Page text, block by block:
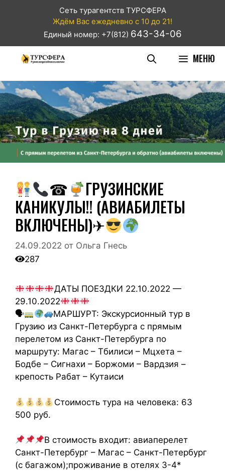
Сеть турагентств ТУРСФЕРА
Ждём Вас ежедневно с 10 до 21!
Единый номер: +7(812) 643-34-06
МЕНЮ
☎
ГРУЗИНСКИЕ
КАНИКУЛЫ!! (АВИАБИЛЕТЫ
ВКЛЮЧЕНЫ)✈
24.09.2022 от Ольга Гнесь
287
ДАТЫ ПОЕЗДКИ 22.10.2022 —
29.10.2022
🗣
МАРШУРТ: Экскурсионный тур в
Грузию из Санкт-Петербурга с прямым
перелетом из Санкт-Петербурга по
маршруту: Магас – Тбилиси – Мцхета –
Бодбе – Сигнахи – Боржоми – Вардзия –
крепость Рабат – Кутаиси
Стоимость тура на человека: 63
500 руб.
В стоимость входит: авиаперелет
Санкт-Петербург – Магас – Санкт-Петербург
(с багажом);проживание в отелях 3-4*